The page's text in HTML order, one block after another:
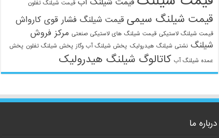
قیمت شیلنگ تفلون
قیمت شیلنگ سیمی قیمت شیلنگ فشار قوی کارواش
قیمت شیلنگ لاستیکی قیمت شیلنگ های لاستیکی صنعتی مرکز فروش
شیلنگ نشتی شیلنگ هیدرولیک پخش شیلنگ آب وگاز پخش شیلنگ تفلون پخش
عمده شیلنگ آب کاتالوگ شیلنگ هیدرولیک
درباره ما